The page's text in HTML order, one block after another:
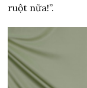
ruột nữa!”.